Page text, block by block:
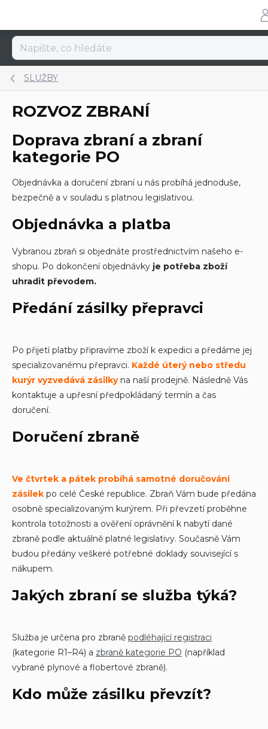
obsah
SLUŽBY
ROZVOZ ZBRANÍ
Doprava zbraní a zbraní
kategorie PO
Objednávka a doručení zbraní u nás probíhá jednoduše,
bezpečně a v souladu s platnou legislativou.
Objednávka a platba
Vybranou zbraň si objednáte prostřednictvím našeho e-
shopu. Po dokončení objednávky je potřeba zboží
uhradit převodem.
Předání zásilky přepravci
Po přijetí platby připravíme zboží k expedici a předáme jej
specializovanému přepravci. Každé úterý nebo středu
kurýr vyzvedává zásilkyna naší prodejně. Následně Vás
kontaktuje a upřesní předpokládaný termín a čas
doručení.
Doručení zbraně
Ve čtvrtek a pátek probíhá samotné doručování
zásilek po celé České republice. Zbraň Vám bude předána
osobně specializovaným kurýrem. Při převzetí proběhne
kontrola totožnosti a ověření oprávnění k nabytí dané
zbraně podle aktuálně platné legislativy. Současně Vám
budou předány veškeré potřebné doklady související s
nákupem.
Jakých zbraní se služba týká?
Služba je určena pro zbraně podléhající registraci
(kategorie R1–R4) a zbraně kategorie PO (například
vybrané plynové a flobertové zbraně).
Kdo může zásilku převzít?